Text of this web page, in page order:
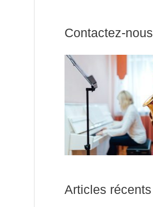
Contactez-nous
Articles récents